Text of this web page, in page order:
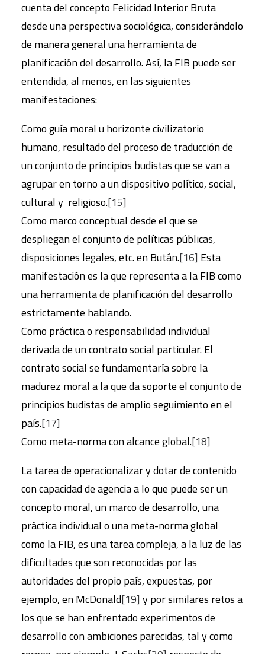
cuenta del concepto Felicidad Interior Bruta
desde una perspectiva sociológica, considerándolo
de manera general una herramienta de
planificación del desarrollo. Así, la FIB puede ser
entendida, al menos, en las siguientes
manifestaciones:
Como guía moral u horizonte civilizatorio
humano, resultado del proceso de traducción de
un conjunto de principios budistas que se van a
agrupar en torno a un dispositivo político, social,
cultural y religioso.[15]
Como marco conceptual desde el que se
despliegan el conjunto de políticas públicas,
disposiciones legales, etc. en Bután.[16] Esta
manifestación es la que representa a la FIB como
una herramienta de planificación del desarrollo
estrictamente hablando.
Como práctica o responsabilidad individual
derivada de un contrato social particular. El
contrato social se fundamentaría sobre la
madurez moral a la que da soporte el conjunto de
principios budistas de amplio seguimiento en el
país.[17]
Como meta-norma con alcance global.[18]
La tarea de operacionalizar y dotar de contenido
con capacidad de agencia a lo que puede ser un
concepto moral, un marco de desarrollo, una
práctica individual o una meta-norma global
como la FIB, es una tarea compleja, a la luz de las
dificultades que son reconocidas por las
autoridades del propio país, expuestas, por
ejemplo, en McDonald[19] y por similares retos a
los que se han enfrentado experimentos de
desarrollo con ambiciones parecidas, tal y como